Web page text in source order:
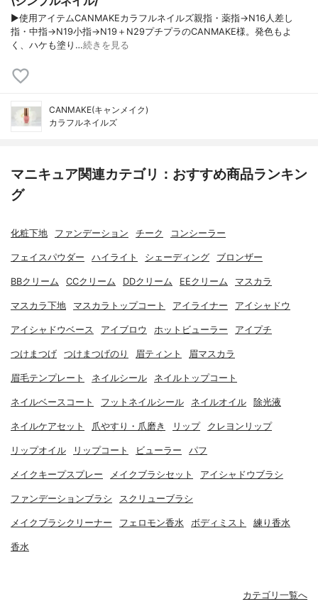
▶使用アイテムCANMAKEカラフルネイルズ親指・薬指→N16人差し
指・中指→N19小指→N19＋N29プチプラのCANMAKE様。発色もよ
く、ハケも塗り…続きを見る
CANMAKE(キャンメイク)
カラフルネイルズ
マニキュア関連カテゴリ：おすすめ商品ランキン
グ
化粧下地 ファンデーション チーク コンシーラー
フェイスパウダー ハイライト シェーディング ブロンザー
BBクリーム CCクリーム DDクリーム EEクリーム マスカラ
マスカラ下地 マスカラトップコート アイライナー アイシャドウ
アイシャドウベース アイブロウ ホットビューラー アイプチ
つけまつげ つけまつげのり 眉ティント 眉マスカラ
眉毛テンプレート ネイルシール ネイルトップコート
ネイルベースコート フットネイルシール ネイルオイル 除光液
ネイルケアセット 爪やすり・爪磨き リップ クレヨンリップ
リップオイル リップコート ビューラー パフ
メイクキープスプレー メイクブラシセット アイシャドウブラシ
ファンデーションブラシ スクリューブラシ
メイクブラシクリーナー フェロモン香水 ボディミスト 練り香水
香水
カテゴリ一覧へ